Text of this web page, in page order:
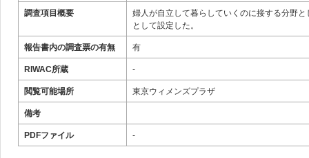
調査項目概要
婦人が自立して暮らしていくのに接する分野
として設定した。
報告書内の調査票の有無 有
RIWAC所蔵 -
閲覧可能場所 東京ウィメンズプラザ
備考
PDFファイル -